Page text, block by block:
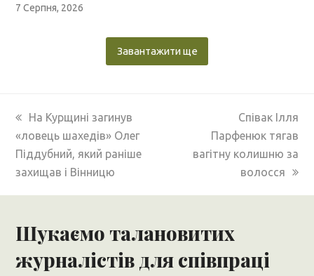
7 Серпня, 2026
Завантажити ще
previous
post:
На Курщині загинув
«ловець шахедів» Олег
Піддубний, який раніше
захищав і Вінницю
next
post:
Співак Ілля
Парфенюк тягав
вагітну колишню за
волосся
Шукаємо талановитих
журналістів для співпраці